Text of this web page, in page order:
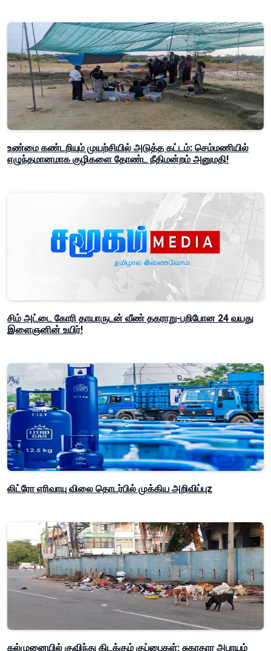
உண்மை கண்டறியும் முயற்சியில் அடுத்த கட்டம்: செம்மணியில்
எழுந்தமானமாக குழிகளை தோண்ட நீதிமன்றம் அனுமதி!
சிம் அட்டை கோரி தாயாருடன் வீண் தகராறு-பறிபோன 24 வயது
இளைஞனின் உயிர்!
லிட்ரோ எரிவாயு விலை தொடர்பில் முக்கிய அறிவிப்புz
கல்முனையில் குவிந்து கிடக்கும் குப்பைகள்; சுகாதார அபாயம்